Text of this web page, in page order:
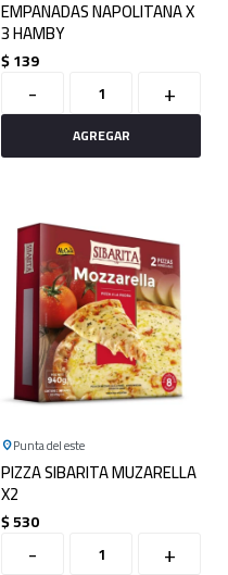
EMPANADAS NAPOLITANA X
3 HAMBY
$139
- +
Punta del este
PIZZA SIBARITA MUZARELLA
X2
$530
- +